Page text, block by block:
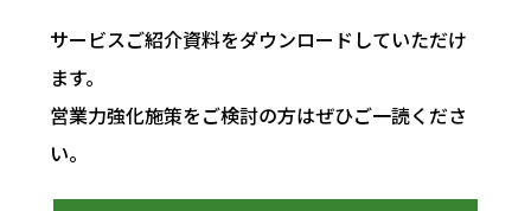
サービスご紹介資料をダウンロードしていただけ
ます。
営業力強化施策をご検討の方はぜひご一読くださ
い。